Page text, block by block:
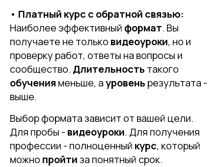
• Платный курс с обратной связью:
Наиболее эффективный формат. Вы
получаете не только видеоуроки, но и
проверку работ, ответы на вопросы и
сообщество. Длительность такого
обучения меньше, ауровень результата -
выше.
Выбор формата зависит от вашей цели.
Для пробы - видеоуроки. Для получения
профессии - полноценный курс, который
можно пройтиза понятный срок.